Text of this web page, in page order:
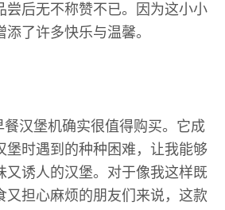
尝后无不称赞不已。因为这小小
了许多快乐与温馨。
汉堡机确实很值得购买。它成
堡时遇到的种种困难，让我能够
又诱人的汉堡。对于像我这样既
又担心麻烦的朋友们来说，这款